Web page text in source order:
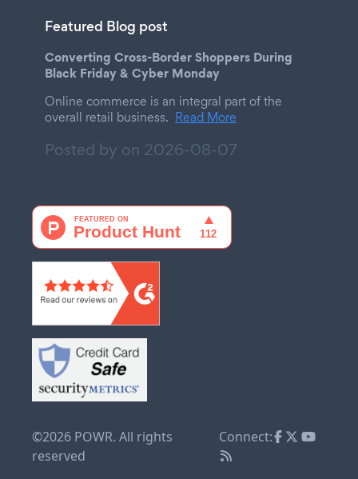
Featured Blog post
Converting Cross-Border Shoppers During
Black Friday & Cyber Monday
Online commerce is an integral part of the
overall retail business. Read More
Posted by on 2026-08-07
©2026 POWR. All rights
reserved
Connect: